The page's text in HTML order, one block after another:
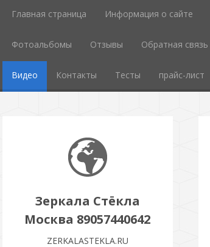
Главная страница Информация о сайте
Фотоальбомы Отзывы Обратная связь
Видео Контакты Тесты прайс-лист
Зеркала Стёкла
Москва 89057440642
ZERKALASTEKLA.RU